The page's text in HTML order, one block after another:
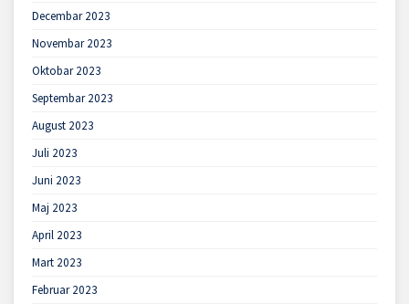
Decembar 2023
Novembar 2023
Oktobar 2023
Septembar 2023
August 2023
Juli 2023
Juni 2023
Maj 2023
April 2023
Mart 2023
Februar 2023